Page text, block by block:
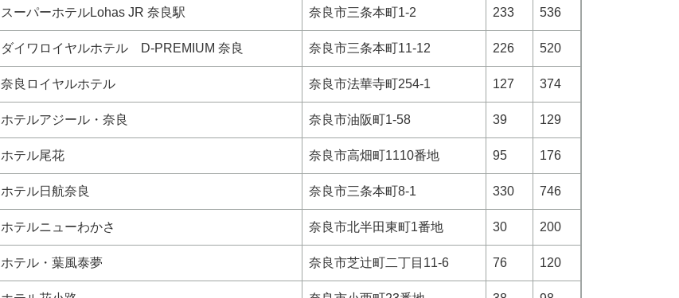
スーパーホテルLohas JR 奈良駅 奈良市三条本町1-2 233 536
ダイワロイヤルホテル D-PREMIUM 奈良 奈良市三条本町11-12 226 520
奈良ロイヤルホテル 奈良市法華寺町254-1 127 374
ホテルアジール・奈良 奈良市油阪町1-58 39 129
ホテル尾花 奈良市高畑町1110番地 95 176
ホテル日航奈良 奈良市三条本町8-1 330 746
ホテルニューわかさ 奈良市北半田東町1番地 30 200
ホテル・葉風泰夢 奈良市芝辻町二丁目11-6 76 120